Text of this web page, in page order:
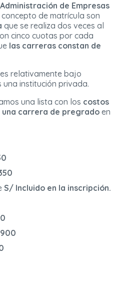
de Empresas
de matrícula son
que se realiza dos veces al
cinco cuotas por cada
las carreras constan de
relativamente bajo
institución privada.
una lista con los costos
carrera de pregrado en
S/ Incluido en la inscripción.